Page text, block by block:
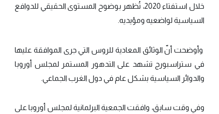
خلال استفتاء 2020، تُظهر بوضوح المستوى الحقيقي للدوافع
السياسية لواضعيه ومؤيديه.
وأوضحت أنّ الوثائق المعادية للروس التي جرى الموافقة عليها
في ستراسبورج تشهد على التدهور المستمر لمجلس أوروبا
والدوائر السياسية بشكل عام في دول الغرب الجماعي.
وفي وقت سابق، وافقت الجمعية البرلمانية لمجلس أوروبا على